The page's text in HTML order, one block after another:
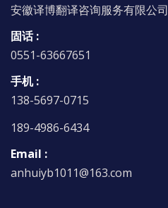
安徽译博翻译咨询服务有限公司
固话 :
0551-63667651
手机 :
138-5697-0715
189-4986-6434
Email :
anhuiyb1011@163.com